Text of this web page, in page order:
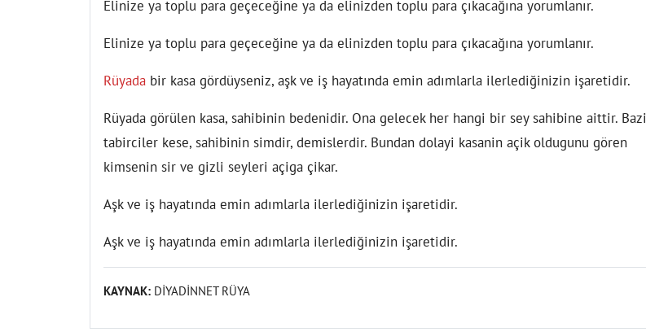
Elinize ya toplu para geçeceğine ya da elinizden toplu para çıkacağına yorumlanır.
Elinize ya toplu para geçeceğine ya da elinizden toplu para çıkacağına yorumlanır.
Rüyada bir kasa gördüyseniz, aşk ve iş hayatında emin adımlarla ilerlediğinizin işaretidir.
Rüyada görülen kasa, sahibinin bedenidir. Ona gelecek her hangi bir sey sahibine aittir. Bazi
tabirciler kese, sahibinin simdir, demislerdir. Bundan dolayi kasanin açik oldugunu gören
kimsenin sir ve gizli seyleri açiga çikar.
Aşk ve iş hayatında emin adımlarla ilerlediğinizin işaretidir.
Aşk ve iş hayatında emin adımlarla ilerlediğinizin işaretidir.
KAYNAK: DİYADİNNET RÜYA